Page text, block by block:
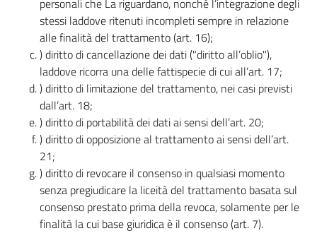
personali che La riguardano, nonché l’integrazione degli
stessi laddove ritenuti incompleti sempre in relazione
alle finalità del trattamento (art. 16);
) diritto di cancellazione dei dati ("diritto all’oblio"),
laddove ricorra una delle fattispecie di cui all’art. 17;
) diritto di limitazione del trattamento, nei casi previsti
dall’art. 18;
) diritto di portabilità dei dati ai sensi dell’art. 20;
) diritto di opposizione al trattamento ai sensi dell’art.
21;
) diritto di revocare il consenso in qualsiasi momento
senza pregiudicare la liceità del trattamento basata sul
consenso prestato prima della revoca, solamente per le
finalità la cui base giuridica è il consenso (art. 7).